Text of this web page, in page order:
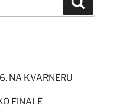
NA KVARNERU
FINALE